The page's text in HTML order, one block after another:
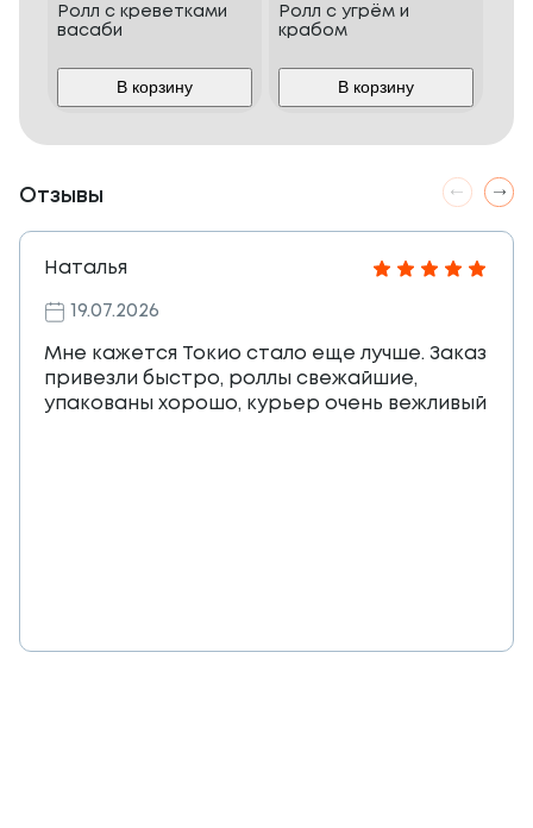
Ролл с креветками
васаби
В корзину
Ролл с угрём и
крабом
В корзину
Отзывы
Наталья
19.07.2026
Мне кажется Токио стало еще лучше. Заказ
привезли быстро, роллы свежайшие,
упакованы хорошо, курьер очень вежливый